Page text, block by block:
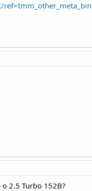
2.5 Turbo 152B?